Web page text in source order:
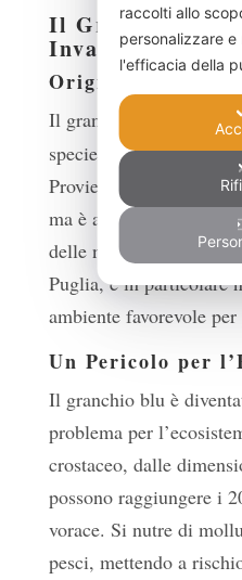
Il Granchio Blu:
Invasiva
Origine e
Il granchio blu (
specie non originaria
Proviene dalla costa
ma è arrivato in Italia
delle navi. Una volta
Puglia, e in particolare
ambiente favorevole
Un Pericolo per
Il granchio blu è
problema per
crostaceo, dalle
possono raggiungere i
vorace. Si nutre di
pesci, mettendo a
raccolti allo
personalizzare e
l'efficacia della